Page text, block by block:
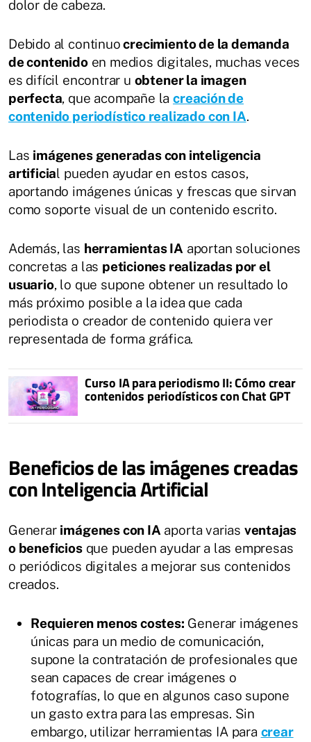
dolor de cabeza.
Debido al continuocrecimiento de la demanda
de contenidoen medios digitales, muchas veces
es difícil encontrar u obtener la imagen
perfecta, que acompañe lacreación de
contenido periodístico realizado con IA.
Las imágenes generadas con inteligencia
artificial pueden ayudar en estos casos,
aportando imágenes únicas y frescas que sirvan
como soporte visual de un contenido escrito.
Además, las herramientas IA aportan soluciones
concretas a las peticiones realizadas por el
usuario, lo que supone obtener un resultado lo
más próximo posible a la idea que cada
periodista o creador de contenido quiera ver
representada de forma gráfica.
Curso IA para periodismo II: Cómo crear
contenidos periodísticos con Chat GPT
Beneficios de las imágenes creadas
con Inteligencia Artificial
Generar imágenes con IA aporta varias ventajas
o beneficiosque pueden ayudar a las empresas
o periódicos digitales a mejorar sus contenidos
creados.
Requieren menos costes: Generar imágenes
únicas para un medio de comunicación,
supone la contratación de profesionales que
sean capaces de crear imágenes o
fotografías, lo que en algunos caso supone
un gasto extra para las empresas. Sin
embargo, utilizar herramientas IA para crear